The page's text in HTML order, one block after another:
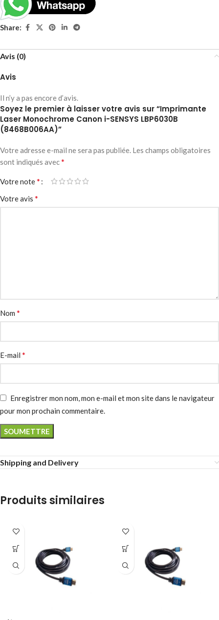
Share:
Avis (0)
Avis
Il n’y a pas encore d’avis.
Soyez le premier à laisser votre avis sur “Imprimante
Laser Monochrome Canon i-SENSYS LBP6030B
(8468B006AA)”
Votre adresse e-mail ne sera pas publiée. Les champs obligatoires
sont indiqués avec*
Votre note*
Votre avis *
Nom *
E-mail *
Enregistrer mon nom, mon e-mail et mon site dans le navigateur
pour mon prochain commentaire.
Shipping and Delivery
Produits similaires